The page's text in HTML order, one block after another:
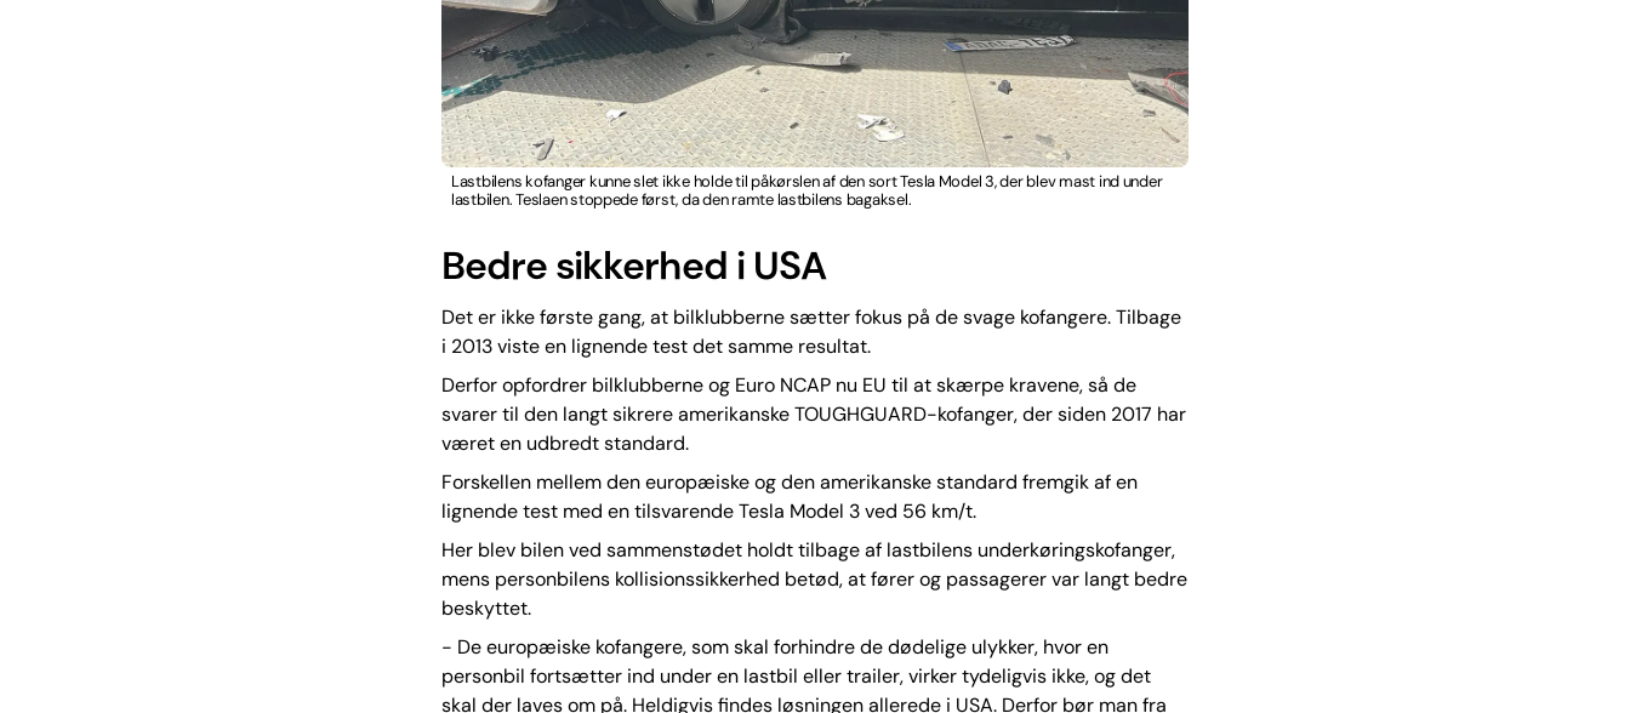
Lastbilens kofanger kunne slet ikke holde til påkørslen af den sort Tesla Model 3, der blev mast ind under
lastbilen. Teslaen stoppede først, da den ramte lastbilens bagaksel.
Bedre sikkerhed i USA
Det er ikke første gang, at bilklubberne sætter fokus på de svage kofangere. Tilbage
i 2013 viste en lignende test det samme resultat.
Derfor opfordrer bilklubberne og Euro NCAP nu EU til at skærpe kravene, så de
svarer til den langt sikrere amerikanske TOUGHGUARD-kofanger, der siden 2017 har
været en udbredt standard.
Forskellen mellem den europæiske og den amerikanske standard fremgik af en
lignende test med en tilsvarende Tesla Model 3 ved 56 km/t.
Her blev bilen ved sammenstødet holdt tilbage af lastbilens underkøringskofanger,
mens personbilens kollisionssikkerhed betød, at fører og passagerer var langt bedre
beskyttet.
- De europæiske kofangere, som skal forhindre de dødelige ulykker, hvor en
personbil fortsætter ind under en lastbil eller trailer, virker tydeligvis ikke, og det
skal der laves om på. Heldigvis findes løsningen allerede i USA. Derfor bør man fra